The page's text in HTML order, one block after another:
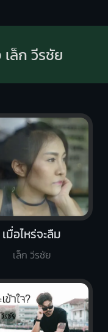
ล็ก วีรชัย
เมื่อไหร่จะลืม
เล็ก วีรชัย